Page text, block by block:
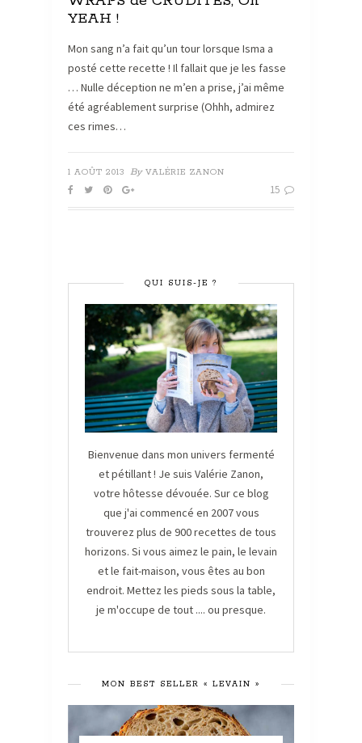
YEAH !
Mon sang n’a fait qu’un tour lorsque Isma a
posté cette recette ! Il fallait que je les fasse
… Nulle déception ne m’en a prise, j’ai même
été agréablement surprise (Ohhh, admirez
ces rimes…
1 AOÛT 2013 By VALÉRIE ZANON
15
QUI SUIS-JE ?
Bienvenue dans mon univers fermenté
et pétillant ! Je suis Valérie Zanon,
votre hôtesse dévouée. Sur ce blog
que j'ai commencé en 2007 vous
trouverez plus de 900 recettes de tous
horizons. Si vous aimez le pain, le levain
et le fait-maison, vous êtes au bon
endroit. Mettez les pieds sous la table,
je m'occupe de tout .... ou presque.
MON BEST SELLER « LEVAIN »